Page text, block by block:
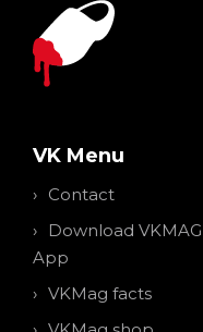
VK Menu
Contact
Download VKMAG
App
VKMag facts